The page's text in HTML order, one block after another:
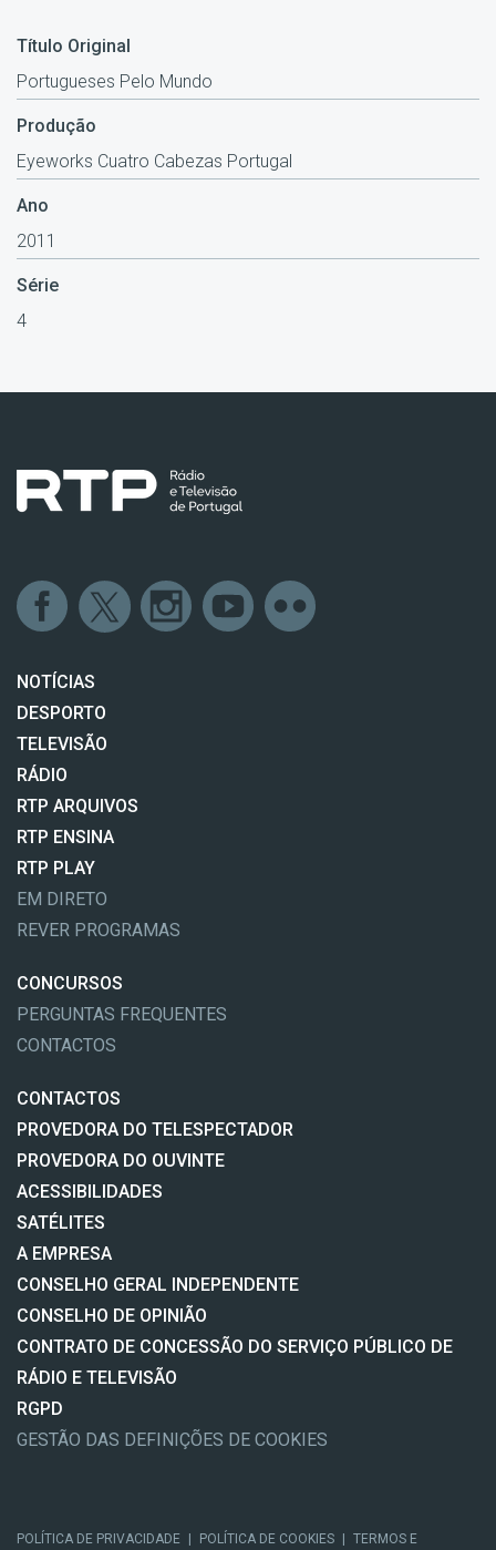
Título Original
Portugueses Pelo Mundo
Produção
Eyeworks Cuatro Cabezas Portugal
Ano
2011
Série
4
NOTÍCIAS
DESPORTO
TELEVISÃO
RÁDIO
RTP ARQUIVOS
RTP ENSINA
RTP PLAY
EM DIRETO
REVER PROGRAMAS
CONCURSOS
PERGUNTAS FREQUENTES
CONTACTOS
CONTACTOS
PROVEDORA DO TELESPECTADOR
PROVEDORA DO OUVINTE
ACESSIBILIDADES
SATÉLITES
A EMPRESA
CONSELHO GERAL INDEPENDENTE
CONSELHO DE OPINIÃO
CONTRATO DE CONCESSÃO DO SERVIÇO PÚBLICO DE
RÁDIO E TELEVISÃO
RGPD
GESTÃO DAS DEFINIÇÕES DE COOKIES
POLÍTICA DE PRIVACIDADE POLÍTICA DE COOKIES TERMOS E